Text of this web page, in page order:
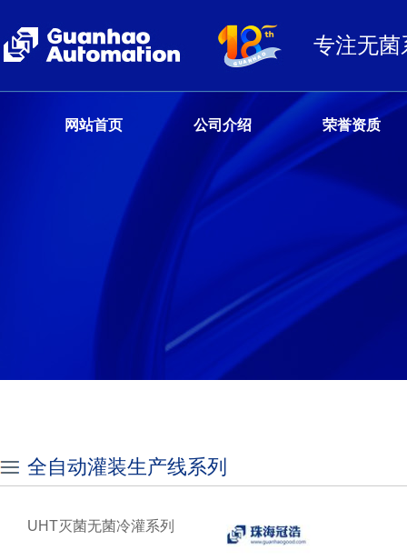
专注无菌
网站首页 公司介绍 荣誉资质
全自动灌装生产线系列
UHT灭菌无菌冷灌系列